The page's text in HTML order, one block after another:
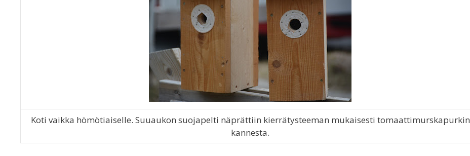
Koti vaikka hömötiaiselle. Suuaukon suojapelti näprättiin kierrätysteeman mukaisesti tomaattimurskapurkin
kannesta.